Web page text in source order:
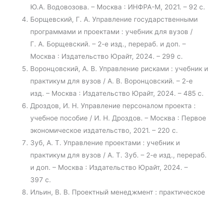
Ю.А. Водовозова. – Москва : ИНФРА-М, 2021. – 92 с.
Борщевский, Г. А. Управление государственными
программами и проектами : учебник для вузов /
Г. А. Борщевский. – 2-е изд., перераб. и доп. –
Москва : Издательство Юрайт, 2024. – 299 с.
Воронцовский, А. В. Управление рисками : учебник и
практикум для вузов / А. В. Воронцовский. – 2-е
изд. – Москва : Издательство Юрайт, 2024. – 485 с.
Дроздов, И. Н. Управление персоналом проекта :
учебное пособие / И. Н. Дроздов. – Москва : Первое
экономическое издательство, 2021. – 220 с.
Зуб, А. Т. Управление проектами : учебник и
практикум для вузов / А. Т. Зуб. – 2-е изд., перераб.
и доп. – Москва : Издательство Юрайт, 2024. –
397 с.
Ильин, В. В. Проектный менеджмент : практическое